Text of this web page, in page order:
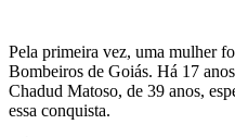
Pela primeira vez, uma mulher
Bombeiros de Goiás. Há 17
Chadud Matoso, de 39 anos,
essa conquista.